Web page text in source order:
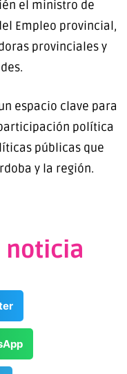
el ministro de
Empleo provincial,
provinciales y
espacio clave para
política
públicas que
y la región.
noticia